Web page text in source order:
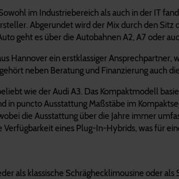
im Industriebereich als auch in der IT
Abgerundet wird der Mix durch den Sitz
geht es über die Autobahnen A2, A7 oder
Hannover ein erstklassiger
neben Beratung und Finanzierung auch
wie der Audi A3. Das Kompaktmodell
in puncto Ausstattung Maßstäbe im
die Ausstattung über die Jahre immer
eines Plug-In-Hybrids, was für
als klassische Schräghecklimousine oder